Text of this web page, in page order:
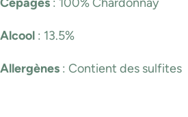
Cépages : 100% Chardonnay
Alcool : 13.5%
Allergènes : Contient des sulfites